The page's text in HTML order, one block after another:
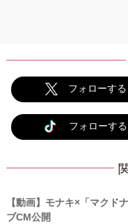
フォローする
フォローする
【動画】モナキ×「マクド
ブCM公開